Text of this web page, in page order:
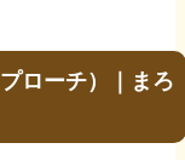
ローチ）｜まろ